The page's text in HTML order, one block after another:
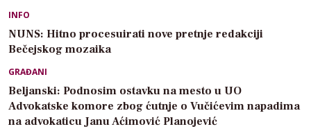
INFO
NUNS: Hitno procesuirati nove pretnje redakciji
Bečejskog mozaika
GRAĐANI
Beljanski: Podnosim ostavku na mesto u UO
Advokatske komore zbog ćutnje o Vučićevim napadima
na advokaticu Janu Aćimović Planojević